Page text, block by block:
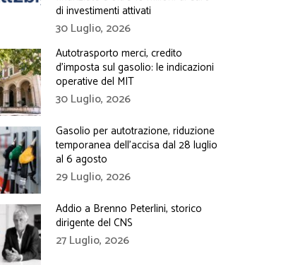
di investimenti attivati
30 Luglio, 2026
Autotrasporto merci, credito
d’imposta sul gasolio: le indicazioni
operative del MIT
30 Luglio, 2026
Gasolio per autotrazione, riduzione
temporanea dell’accisa dal 28 luglio
al 6 agosto
29 Luglio, 2026
Addio a Brenno Peterlini, storico
dirigente del CNS
27 Luglio, 2026